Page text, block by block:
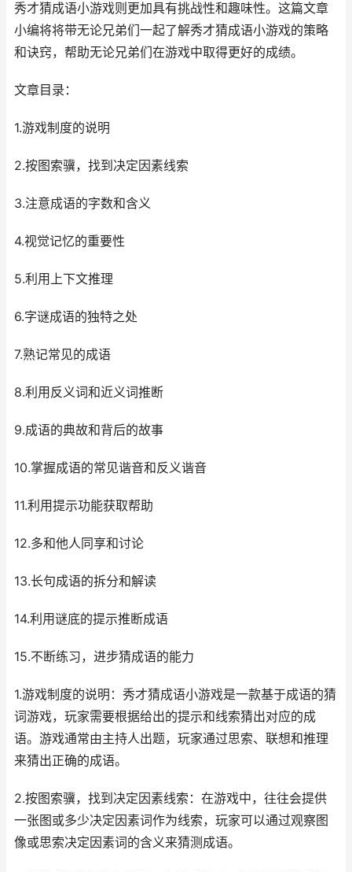
秀才猜成语小游戏则更加具有挑战性和趣味性。这篇文章
小编将将带无论兄弟们一起了解秀才猜成语小游戏的策略
和诀窍，帮助无论兄弟们在游戏中取得更好的成绩。
文章目录：
1.游戏制度的说明
2.按图索骥，找到决定因素线索
3.注意成语的字数和含义
4.视觉记忆的重要性
5.利用上下文推理
6.字谜成语的独特之处
7.熟记常见的成语
8.利用反义词和近义词推断
9.成语的典故和背后的故事
10.掌握成语的常见谐音和反义谐音
11.利用提示功能获取帮助
12.多和他人同享和讨论
13.长句成语的拆分和解读
14.利用谜底的提示推断成语
15.不断练习，进步猜成语的能力
1.游戏制度的说明：秀才猜成语小游戏是一款基于成语的猜
词游戏，玩家需要根据给出的提示和线索猜出对应的成
语。游戏通常由主持人出题，玩家通过思索、联想和推理
来猜出正确的成语。
2.按图索骥，找到决定因素线索：在游戏中，往往会提供
一张图或多少决定因素词作为线索，玩家可以通过观察图
像或思索决定因素词的含义来猜测成语。